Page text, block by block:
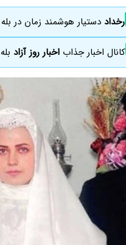
رخداددستیار هوشمند زمان در بله
کانال اخبار جذاباخبار روز آزاد بله